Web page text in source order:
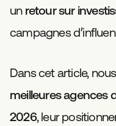
un retour sur
campagnes
Dans cet article,
meilleures agences
2026, leur